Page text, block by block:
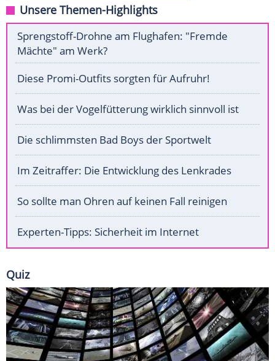
Unsere Themen-Highlights
Sprengstoff-Drohne am Flughafen: "Fremde
Mächte" am Werk?
Diese Promi-Outfits sorgten für Aufruhr!
Was bei der Vogelfütterung wirklich sinnvoll ist
Die schlimmsten Bad Boys der Sportwelt
Im Zeitraffer: Die Entwicklung des Lenkrades
So sollte man Ohren auf keinen Fall reinigen
Experten-Tipps: Sicherheit im Internet
Quiz